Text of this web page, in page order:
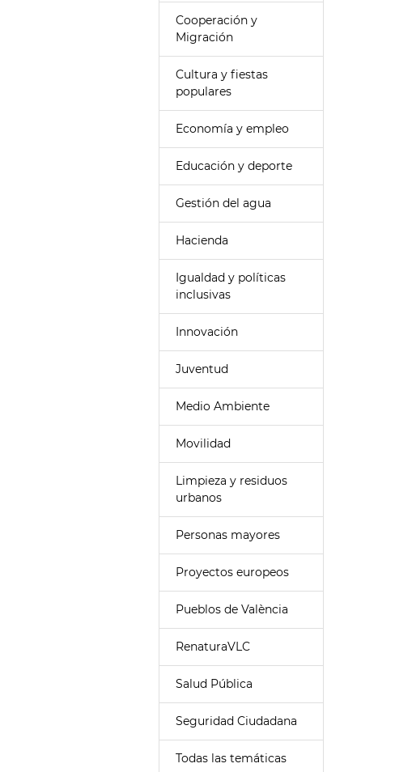
Cooperación y
Migración
Cultura y fiestas
populares
Economía y empleo
Educación y deporte
Gestión del agua
Hacienda
Igualdad y políticas
inclusivas
Innovación
Juventud
Medio Ambiente
Movilidad
Limpieza y residuos
urbanos
Personas mayores
Proyectos europeos
Pueblos de València
RenaturaVLC
Salud Pública
Seguridad Ciudadana
Todas las temáticas